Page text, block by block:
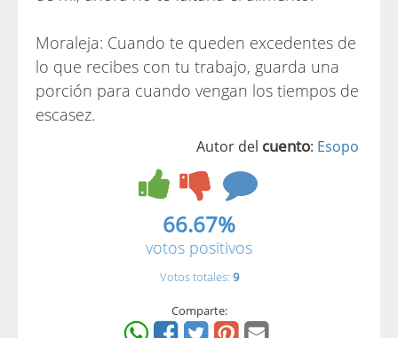
Moraleja: Cuando te queden excedentes de
lo que recibes con tu trabajo, guarda una
porción para cuando vengan los tiempos de
escasez.
Autor del cuento: Esopo
66.67%
votos positivos
Votos totales: 9
Comparte: